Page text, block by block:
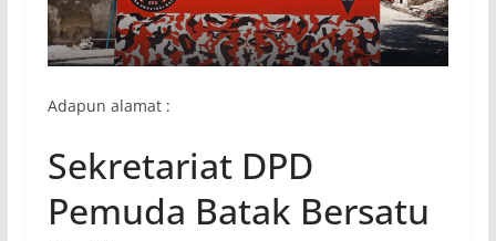
Adapun alamat :
Sekretariat DPD
Pemuda Batak Bersatu